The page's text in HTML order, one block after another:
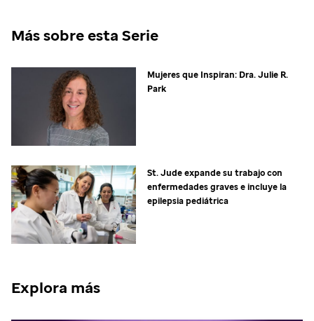
Más sobre esta Serie
Mujeres que Inspiran: Dra. Julie R.
Park
St. Judeexpande su trabajo con
enfermedades graves e incluye la
epilepsia pediátrica
Explora más